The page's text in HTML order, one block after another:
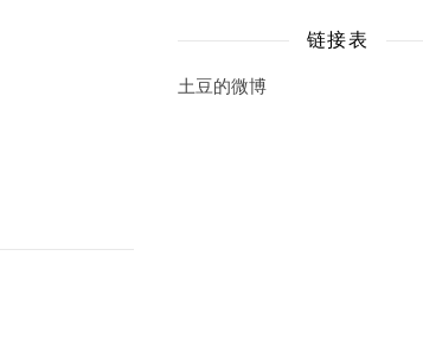
链接表
土豆的微博